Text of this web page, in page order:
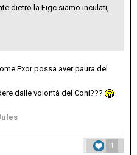
dietro la Figc siamo inculati,
Exor possa aver paura del
dalle volontà del Coni???
1